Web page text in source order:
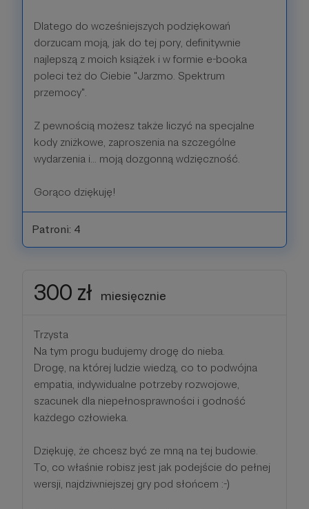
Dlatego do wcześniejszych podziękowań
dorzucam moją, jak do tej pory, definitywnie
najlepszą z moich książek i w formie e-booka
poleci też do Ciebie "Jarzmo. Spektrum
przemocy".
Z pewnością możesz także liczyć na specjalne
kody zniżkowe, zaproszenia na szczególne
wydarzenia i... moją dozgonną wdzięczność.
Gorąco dziękuję!
Patroni: 4
300 zł miesięcznie
Trzysta
Na tym progu budujemy drogę do nieba.
Drogę, na której ludzie wiedzą, co to podwójna
empatia, indywidualne potrzeby rozwojowe,
szacunek dla niepełnosprawności i godność
każdego człowieka.
Dziękuję, że chcesz być ze mną na tej budowie.
To, co właśnie robisz jest jak podejście do pełnej
wersji, najdziwniejszej gry pod słońcem :-)